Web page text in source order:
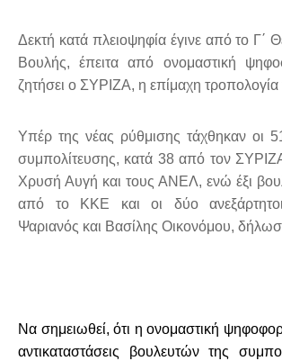
Δεκτή κατά πλειοψηφία έγινε από το Γ΄
Βουλής, έπειτα από ονομαστική
ζητήσει ο ΣΥΡΙΖΑ, η επίμαχη
Υπέρ της νέας ρύθμισης τάχθηκαν οι
συμπολίτευσης, κατά 38 από τον
Χρυσή Αυγή και τους ΑΝΕΛ, ενώ έξι
από το ΚΚΕ και οι δύο
Ψαριανός και Βασίλης Οικονόμου,
Να σημειωθεί, ότι η ονομαστική
αντικαταστάσεις βουλευτών της